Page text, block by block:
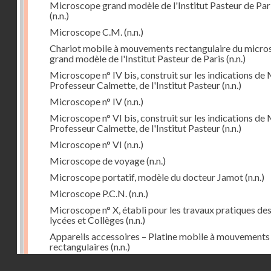
Microscope grand modèle de l'Institut Pasteur de
(n.n.)
Microscope C.M. (n.n.)
Chariot mobile à mouvements rectangulaire du
grand modèle de l'Institut Pasteur de Paris (n.n.)
Microscope n° IV bis, construit sur les indications de
Professeur Calmette, de l'Institut Pasteur(n.n.)
Microscope n° IV(n.n.)
Microscope n° VI bis, construit sur les indications de
Professeur Calmette, de l'Institut Pasteur(n.n.)
Microscope n° VI (n.n.)
Microscope de voyage(n.n.)
Microscope portatif, modèle du docteur Jamot(n.n.)
Microscope P.C.N. (n.n.)
Microscope n° X, établi pour les travaux pratiques des
lycées et Collèges (n.n.)
Appareils accessoires – Platine mobile à mouvements
rectangulaires (n.n.)